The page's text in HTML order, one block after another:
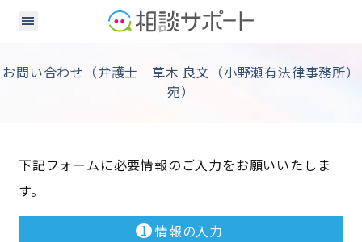
お問い合わせ（弁護士 草木 良文（小野瀬有法律事務所）
宛）
下記フォームに必要情報のご入力をお願いいたしま
す。
1 情報の入力